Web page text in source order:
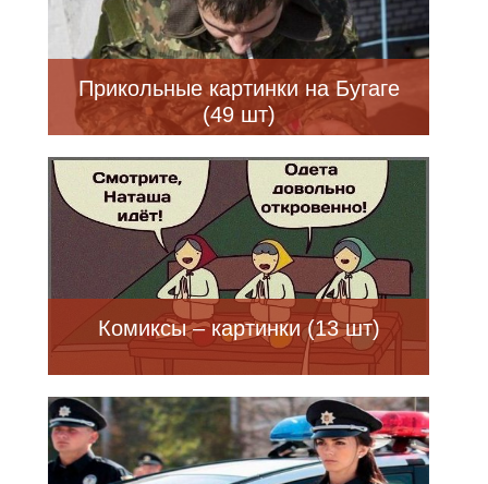
Прикольные картинки на Бугаге
(49 шт)
Комиксы – картинки (13 шт)